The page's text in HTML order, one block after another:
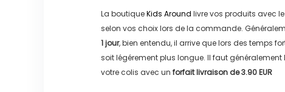
La boutiqueKids Around livre vos produits avec
selon vos choix lors de la commande.
1 jour, bien entendu, il arrive que lors des temps
soit légérement plus longue. Il faut généralement
votre colis avec un forfait livraison de3.90 EUR